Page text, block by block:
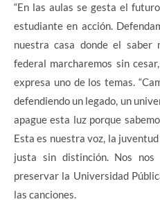
“En las aulas se gesta el
estudiante en acción.
nuestra casa donde el saber
federal marcharemos sin
expresa uno de los temas.
defendiendo un legado, un
apague esta luz porque
Esta es nuestra voz, la
justa sin distinción. Nos nos
preservar la Universidad
las canciones.